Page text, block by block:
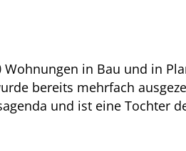
in Bau und in
bereits mehrfach
und ist eine Tochter